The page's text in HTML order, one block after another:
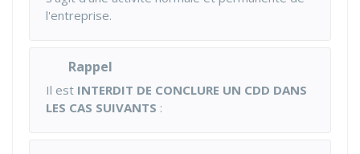
l'entreprise.
Rappel
Il est INTERDIT DE CONCLURE UN CDD DANS
LES CAS SUIVANTS :